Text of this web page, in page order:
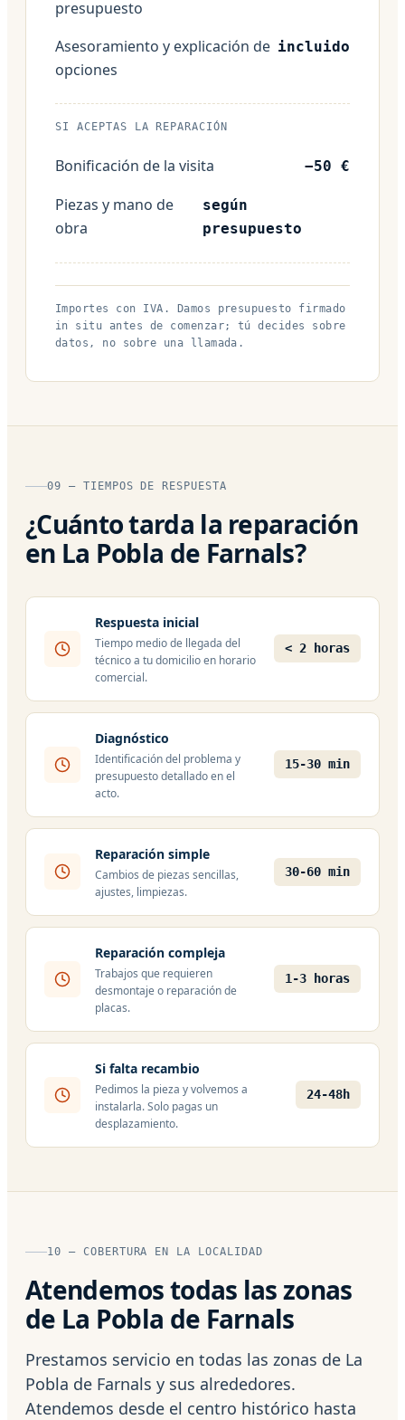
presupuesto
Asesoramiento y explicación de
opciones
incluido
SI ACEPTAS LA REPARACIÓN
Bonificación de la visita −50 €
Piezas y mano de
obra
según
presupuesto
Importes con IVA. Damos presupuesto firmado
in situ antes de comenzar; tú decides sobre
datos, no sobre una llamada.
09 — TIEMPOS DE RESPUESTA
¿Cuánto tarda la reparación
en La Pobla de Farnals?
Respuesta inicial
Tiempo medio de llegada del
técnico a tu domicilio en horario
comercial.
< 2 horas
Diagnóstico
Identificación del problema y
presupuesto detallado en el
acto.
15-30 min
Reparación simple
Cambios de piezas sencillas,
ajustes, limpiezas.
30-60 min
Reparación compleja
Trabajos que requieren
desmontaje o reparación de
placas.
1-3 horas
Si falta recambio
Pedimos la pieza y volvemos a
instalarla. Solo pagas un
desplazamiento.
24-48h
10 — COBERTURA EN LA LOCALIDAD
Atendemos todas las zonas
de La Pobla de Farnals
Prestamos servicio en todas las zonas de La
Pobla de Farnals y sus alrededores.
Atendemos desde el centro histórico hasta